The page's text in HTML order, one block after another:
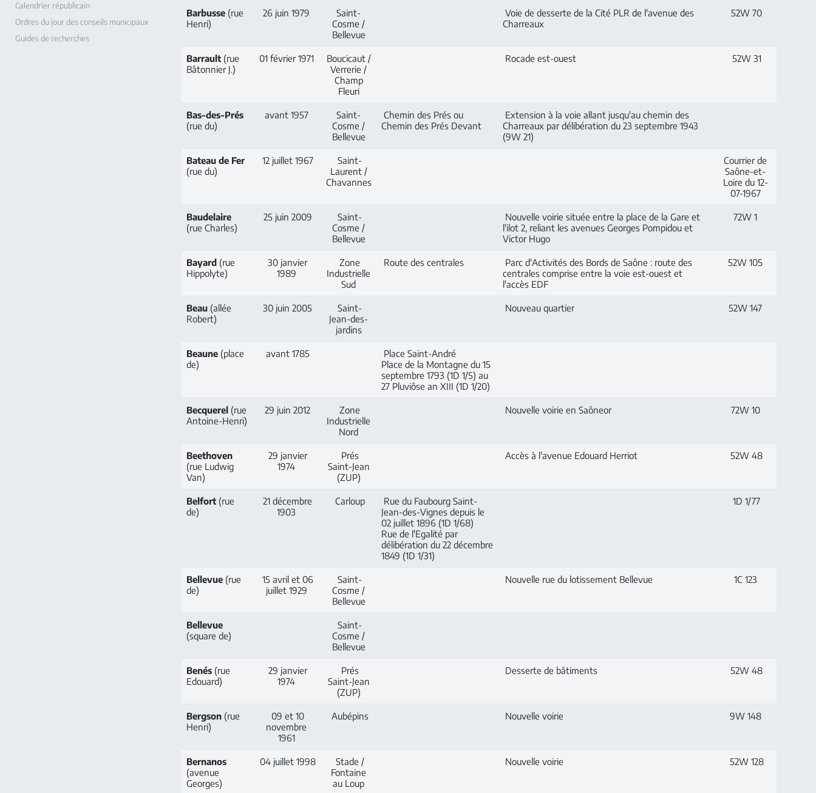
Calendrier républicain
Ordres du jour des conseils municipaux
Guides de recherches
Barbusse(rue
Henri)
26 juin 1979
Saint-
Cosme /
Bellevue
Voie de desserte de la Cité PLR de l'avenue des
Charreaux
52W 70
Barrault(rue
Bâtonnier J.)
01 février 1971
Boucicaut /
Verrerie /
Champ
Fleuri
Rocade est-ouest 52W 31
Bas-des-Prés
(rue du)
avant 1957
Saint-
Cosme /
Bellevue
Chemin des Prés ou
Chemin des Prés Devant
Extension à la voie allant jusqu'au chemin des
Charreaux par délibération du 23 septembre 1943
(9W 21)
Bateau de Fer
(rue du)
12 juillet 1967
Saint-
Laurent /
Chavannes
Courrier de
Saône-et-
Loire du 12-
07-1967
Baudelaire
(rue Charles)
25 juin 2009
Saint-
Cosme /
Bellevue
Nouvelle voirie située entre la place de la Gare et
l'ilot 2, reliant les avenues Georges Pompidou et
Victor Hugo
72W 1
Bayard(rue
Hippolyte)
30 janvier
1989
Zone
Industrielle
Sud
Route des centrales
Parc d'Activités des Bords de Saône : route des
centrales comprise entre la voie est-ouest et
l'accès EDF
52W 105
Beau(allée
Robert)
30 juin 2005
Saint-
Jean-des-
jardins
Nouveau quartier 52W 147
Beaune(place
de)
avant 1785
Place Saint-André
Place de la Montagne du 15
septembre 1793 (1D 1/5) au
27 Pluviôse an XIII (1D 1/20)
Becquerel(rue
Antoine-Henri)
29 juin 2012
Zone
Industrielle
Nord
Nouvelle voirie en Saôneor 72W 10
Beethoven
(rue Ludwig
Van)
29 janvier
1974
Prés
Saint-Jean
(ZUP)
Accès à l'avenue Edouard Herriot 52W 48
Belfort(rue
de)
21 décembre
1903
Carloup
Rue du Faubourg Saint-
Jean-des-Vignes depuis le
02 juillet 1896 (1D 1/68)
Rue de l'Egalité par
délibération du 22 décembre
1849 (1D 1/31)
1D 1/77
Bellevue(rue
de)
15 avril et 06
juillet 1929
Saint-
Cosme /
Bellevue
Nouvelle rue du lotissement Bellevue 1C 123
Bellevue
(square de)
Saint-
Cosme /
Bellevue
Benés(rue
Edouard)
29 janvier
1974
Prés
Saint-Jean
(ZUP)
Desserte de bâtiments 52W 48
Bergson(rue
Henri)
09 et 10
novembre
1961
Aubépins Nouvelle voirie 9W 148
Bernanos
(avenue
Georges)
04 juillet 1998
Stade /
Fontaine
au Loup
Nouvelle voirie 52W 128